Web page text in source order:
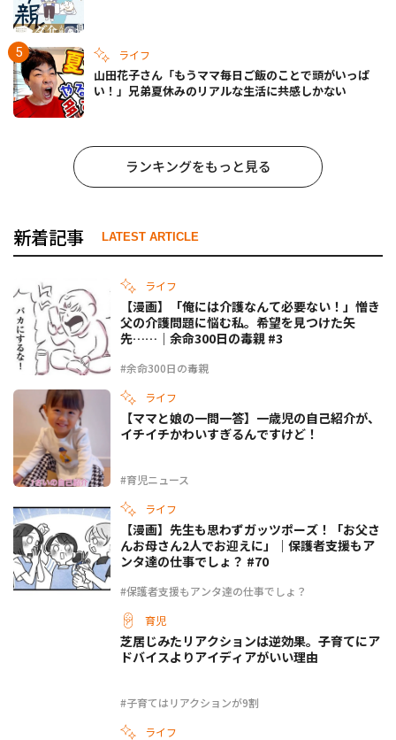
ライフ
山田花子さん「もうママ毎日ご飯のことで頭がいっぱ
い！」兄弟夏休みのリアルな生活に共感しかない
ランキングをもっと見る
新着記事 LATEST ARTICLE
ライフ
#余命300日の毒親
【漫画】「俺には介護なんて必要ない！」憎き
父の介護問題に悩む私。希望を見つけた矢
先……｜余命300日の毒親 #3
ライフ
#育児ニュース
【ママと娘の一問一答】一歳児の自己紹介が、
イチイチかわいすぎるんですけど！
ライフ
#保護者支援もアンタ達の仕事でしょ？
【漫画】先生も思わずガッツポーズ！「お父さ
んお母さん2人でお迎えに」｜保護者支援もア
ンタ達の仕事でしょ？ #70
育児
#子育てはリアクションが9割
芝居じみたリアクションは逆効果。子育てにア
ドバイスよりアイディアがいい理由
ライフ